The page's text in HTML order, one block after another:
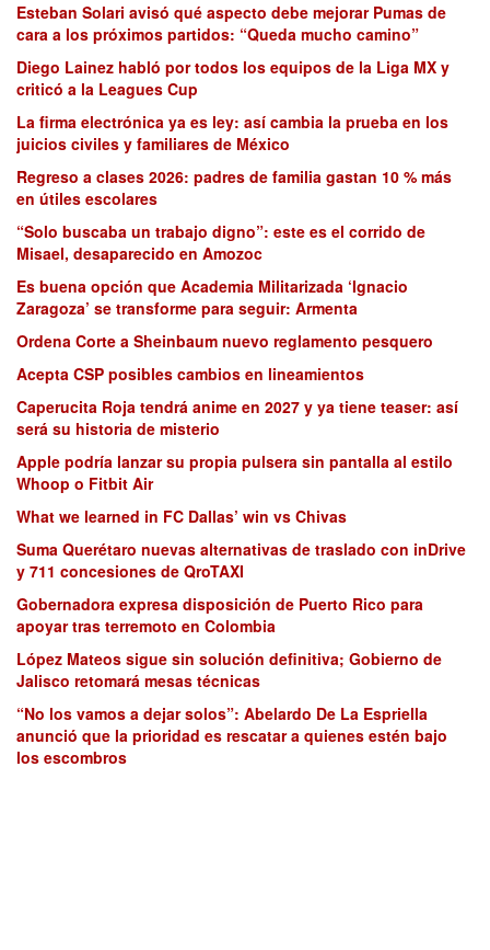
Esteban Solari avisó qué aspecto debe mejorar Pumas de
cara a los próximos partidos: “Queda mucho camino”
Diego Lainez habló por todos los equipos de la Liga MX y
criticó a la Leagues Cup
La firma electrónica ya es ley: así cambia la prueba en los
juicios civiles y familiares de México
Regreso a clases 2026: padres de familia gastan 10 % más
en útiles escolares
“Solo buscaba un trabajo digno”: este es el corrido de
Misael, desaparecido en Amozoc
Es buena opción que Academia Militarizada ‘Ignacio
Zaragoza’ se transforme para seguir: Armenta
Ordena Corte a Sheinbaum nuevo reglamento pesquero
Acepta CSP posibles cambios en lineamientos
Caperucita Roja tendrá anime en 2027 y ya tiene teaser: así
será su historia de misterio
Apple podría lanzar su propia pulsera sin pantalla al estilo
Whoop o Fitbit Air
What we learned in FC Dallas’ win vs Chivas
Suma Querétaro nuevas alternativas de traslado con inDrive
y 711 concesiones de QroTAXI
Gobernadora expresa disposición de Puerto Rico para
apoyar tras terremoto en Colombia
López Mateos sigue sin solución definitiva; Gobierno de
Jalisco retomará mesas técnicas
“No los vamos a dejar solos”: Abelardo De La Espriella
anunció que la prioridad es rescatar a quienes estén bajo
los escombros